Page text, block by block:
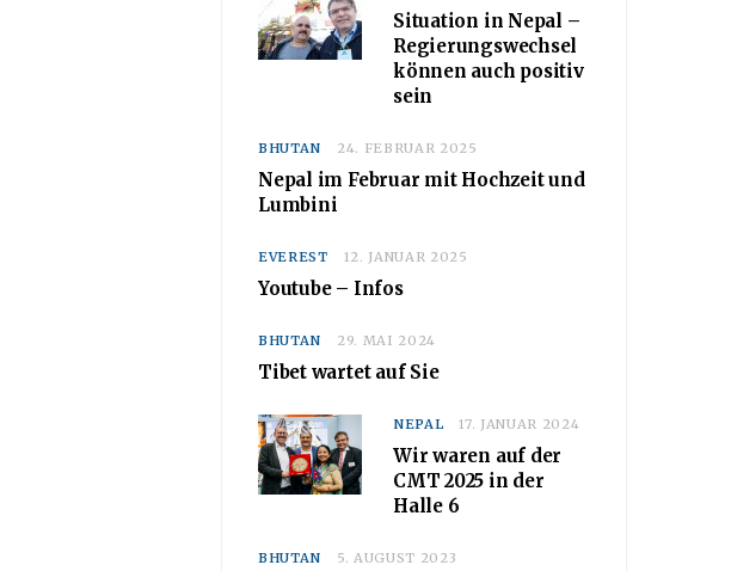
Situation in Nepal –
Regierungswechsel
können auch positiv
sein
BHUTAN 24. FEBRUAR 2025
Nepal im Februar mit Hochzeit und
Lumbini
EVEREST 12. JANUAR 2025
Youtube – Infos
BHUTAN 29. MAI 2024
Tibet wartet auf Sie
NEPAL 17. JANUAR 2024
Wir waren auf der
CMT 2025 in der
Halle 6
BHUTAN 5. AUGUST 2023